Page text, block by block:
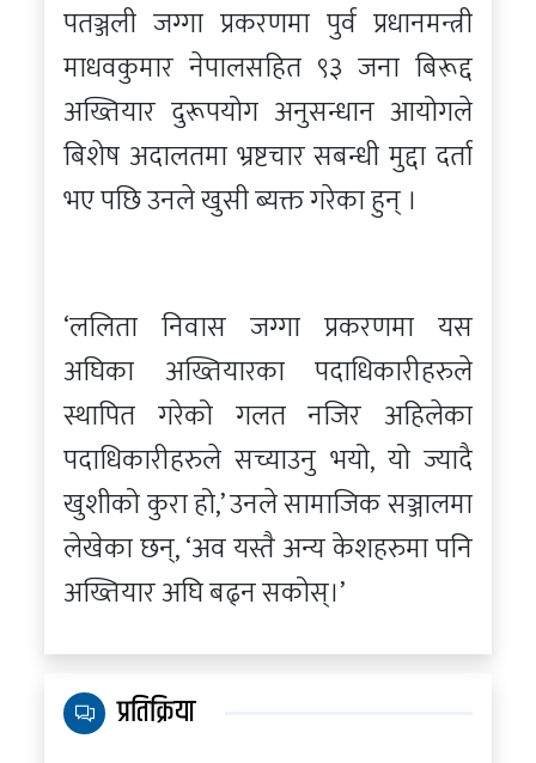
पतञ्जली जग्गा प्रकरणमा पुर्व प्रधानमन्त्री
माधवकुमार नेपालसहित ९३ जना बिरूद्द
अख्तियार दुरूपयोग अनुसन्धान आयोगले
बिशेष अदालतमा भ्रष्टचार सबन्धी मुद्दा दर्ता
भए पछि उनले खुसी ब्यक्त गरेका हुन् ।
‘ललिता निवास जग्गा प्रकरणमा यस
अघिका अख्तियारका पदाधिकारीहरुले
स्थापित गरेको गलत नजिर अहिलेका
पदाधिकारीहरुले सच्याउनु भयो, यो ज्यादै
खुशीको कुरा हो,’ उनले सामाजिक सञ्जालमा
लेखेका छन्, ‘अव यस्तै अन्य केशहरुमा पनि
अख्तियार अघि बढ्न सकोस्।’
प्रतिक्रिया